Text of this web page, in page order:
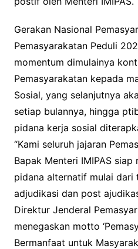
Gerakan Nasional
Pemasyarakatan Peduli
momentum dimulainya
Pemasyarakatan kepada
Sosial, yang selanjutnya
setiap bulannya, hingga
pidana kerja sosial
“Kami seluruh jajaran
Bapak Menteri IMIPAS
pidana alternatif mulai dari
adjudikasi dan post
Direktur Jenderal
menegaskan motto
Bermanfaat untuk